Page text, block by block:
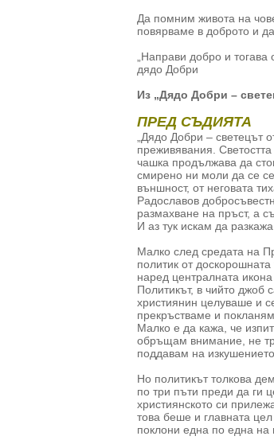
Да помним живота на
повярваме в доброто и
„Направи добро и
дядо Добри
Из „Дядо Добри –
ПРЕД СЪДИЯТА
„Дядо Добри – светецът
преживявания.
чашка продължава да
смирено ни моли да се
външност, от неговата
Радославов
размахване на пръст, а
И аз тук искам да
Малко след средата на
политик от
наред централната
Политикът, в чийто джоб
християнин целуваше и
прекръстваме и
Малко е да кажа, че
обръщам внимание, не
поддавам на
Но политикът толкова
по три пъти преди да ги
християнското си
това беше и главната
поклони една по една на